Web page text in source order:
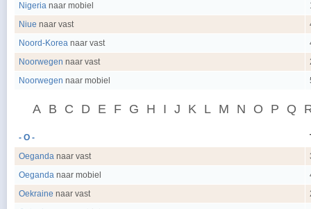
Nigeria naar mobiel
Niue naar vast
Noord-Korea naar vast
Noorwegen naar vast
Noorwegen naar mobiel
A B C D E F G H I J K L M N O P Q
- O -
Oeganda naar vast
Oeganda naar mobiel
Oekraine naar vast